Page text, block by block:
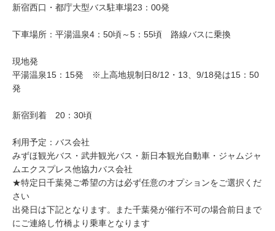
新宿西口・都庁大型バス駐車場23：00発
下車場所：平湯温泉4：50頃～5：55頃 路線バスに乗換
現地発
平湯温泉15：15発 ※上高地規制日8/12・13、9/18発は15：50
発
新宿到着 20：30頃
利用予定：バス会社
みずほ観光バス・武井観光バス・新日本観光自動車・ジャムジャ
ムエクスプレス他協力バス会社
★特定日千葉発ご希望の方は必ず任意のオプションをご選択くだ
さい
出発日は下記となります。また千葉発が催行不可の場合前日まで
にご連絡し竹橋より乗車となります